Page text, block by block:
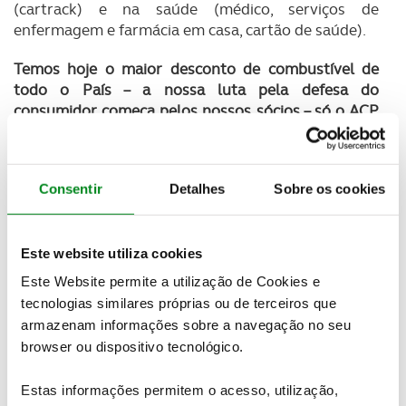
Consentir Detalhes Sobre os cookies
Este website utiliza cookies
Este Website permite a utilização de Cookies e
tecnologias similares próprias ou de terceiros que
armazenam informações sobre a navegação no seu
browser ou dispositivo tecnológico.
Estas informações permitem o acesso, utilização,
(cartrack) e na saúde (médico, serviços de
enfermagem e farmácia em casa, cartão de saúde).
Temos hoje o maior desconto de combustível de
todo o País – a nossa luta pela defesa do
consumidor começa pelos nossos sócios – só o ACP
dá um desconto que pode ir até 19 cts por litro.
Temos também a maior rede nacional de parceiros,
quase 5 mil, com descontos e condições exclusivas
para os nossos sócios.
Estamos na linha da frente do desenvolvimento
tecnológico no que diz respeito às cartas de
condução, através do sistema on-line com o IMTT.
A nossa preocupação é a satisfação dos nossos
sócios.
Tudo isto só é possível graças a uma equipa única e